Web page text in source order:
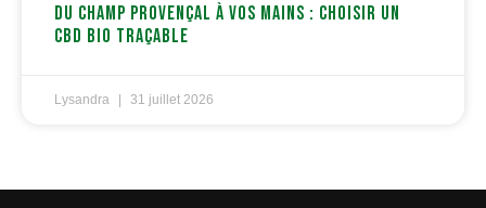
Du champ provençal à vos mains : choisir un
CBD bio traçable
Lysandra 31 juillet 2026